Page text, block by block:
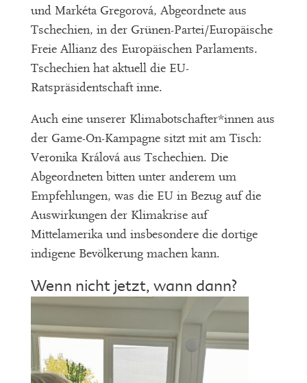
und Markéta Gregorová, Abgeordnete aus
Tschechien, in der Grünen-Partei/Europäische
Freie Allianz des Europäischen Parlaments.
Tschechien hat aktuell die EU-
Ratspräsidentschaft inne.
Auch eine unserer Klimabotschafter*innen aus
der Game-On-Kampagne sitzt mit am Tisch:
Veronika Králová aus Tschechien. Die
Abgeordneten bitten unter anderem um
Empfehlungen, was die EU in Bezug auf die
Auswirkungen der Klimakrise auf
Mittelamerika und insbesondere die dortige
indigene Bevölkerung machen kann.
Wenn nicht jetzt, wann dann?